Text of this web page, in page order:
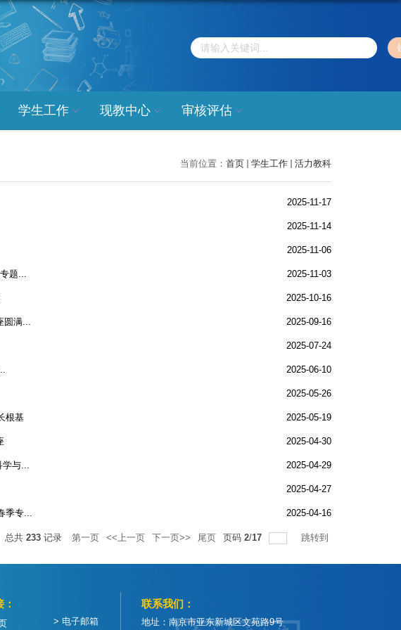
学生工作 现教中心 审核评估
当前位置： 首页 学生工作 活力教科
2025-11-17
2025-11-14
2025-11-06
题... 2025-11-03
2025-10-16
圆满... 2025-09-16
2025-07-24
2025-06-10
2025-05-26
根基 2025-05-19
2025-04-30
学与... 2025-04-29
2025-04-27
季专... 2025-04-16
总共 233记录 第一页 <<上一页 下一页>> 尾页 页码 2/17 跳转到
联系我们：
地址：南京市亚东新城区文苑路9号
> 电子邮箱